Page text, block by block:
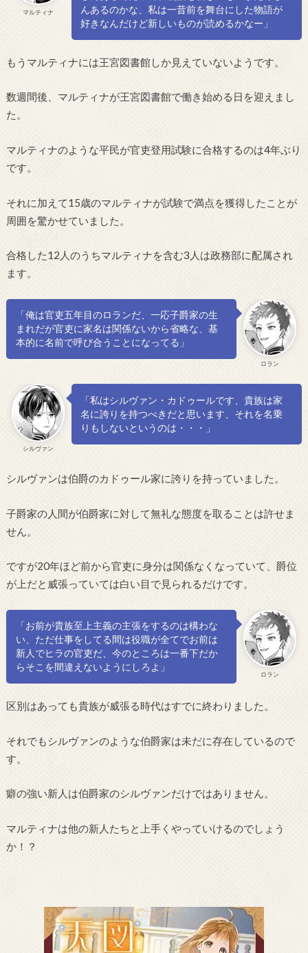
マルティナ
んあるのかな、私は一昔前を舞台にした物語が
好きなんだけど新しいものが読めるかなー」
もうマルティナには王宮図書館しか見えていないようです。
数週間後、マルティナが王宮図書館で働き始める日を迎えまし
た。
マルティナのような平民が官吏登用試験に合格するのは4年ぶり
です。
それに加えて15歳のマルティナが試験で満点を獲得したことが
周囲を驚かせていました。
合格した12人のうちマルティナを含む3人は政務部に配属され
ます。
ロラン
「俺は官吏五年目のロランだ、一応子爵家の生
まれだが官吏に家名は関係ないから省略な、基
本的に名前で呼び合うことになってる」
シルヴァン
「私はシルヴァン・カドゥールです、貴族は家
名に誇りを持つべきだと思います、それを名乗
りもしないというのは・・・」
シルヴァンは伯爵のカドゥール家に誇りを持っていました。
子爵家の人間が伯爵家に対して無礼な態度を取ることは許せま
せん。
ですが20年ほど前から官吏に身分は関係なくなっていて、爵位
が上だと威張っていては白い目で見られるだけです。
ロラン
「お前が貴族至上主義の主張をするのは構わな
い、ただ仕事をしてる間は役職が全てでお前は
新人でヒラの官吏だ、今のところは一番下だか
らそこを間違えないようにしろよ」
区別はあっても貴族が威張る時代はすでに終わりました。
それでもシルヴァンのような伯爵家は未だに存在しているので
す。
癖の強い新人は伯爵家のシルヴァンだけではありません。
マルティナは他の新人たちと上手くやっていけるのでしょう
か！？